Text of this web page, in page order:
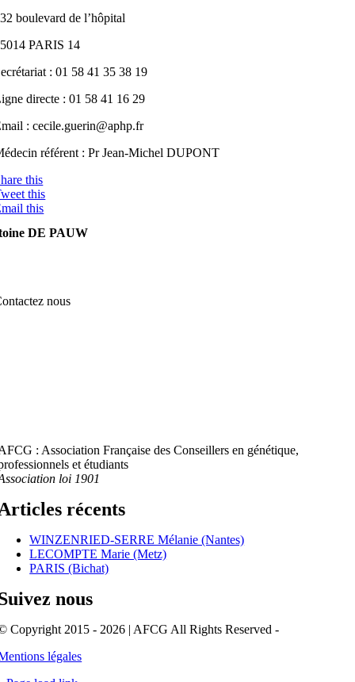
boulevard de l’hôpital
PARIS 14
: 01 58 41 35 38 19
directe : 01 58 41 16 29
: cecile.guerin@aphp.fr
référent : Pr Jean-Michel DUPONT
this
this
this
DE PAUW
nous
: Association Française des Conseillers en génétique,
et étudiants
loi 1901
récents
WINZENRIED-SERRE Mélanie (Nantes)
LECOMPTE Marie (Metz)
PARIS (Bichat)
nous
Copyright 2015 - 2026 | AFCG All Rights Reserved -
légales